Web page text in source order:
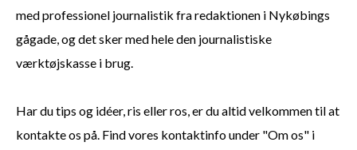
med professionel journalistik fra redaktionen i Nykøbings
gågade, og det sker med hele den journalistiske
værktøjskasse i brug.
Har du tips og idéer, ris eller ros, er du altid velkommen til at
kontakte os på. Find vores kontaktinfo under "Om os" i